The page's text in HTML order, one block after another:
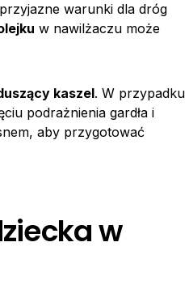
warunki dla dróg
w nawilżaczu może
kaszel. W przypadku
podrażnienia gardła i
aby przygotować
w